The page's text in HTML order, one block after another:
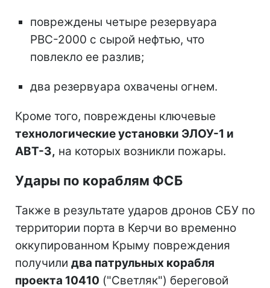
повреждены четыре резервуара
РВС-2000 с сырой нефтью, что
повлекло ее разлив;
два резервуара охвачены огнем.
Кроме того, повреждены ключевые
технологические установки ЭЛОУ-1 и
АВТ-3, на которых возникли пожары.
Удары по кораблям ФСБ
Также в результате ударов дронов СБУ по
территории порта в Керчи во временно
оккупированном Крыму повреждения
получили два патрульных корабля
проекта 10410 ("Светляк") береговой